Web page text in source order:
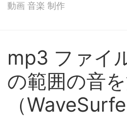
動画 音楽 制作
mp3 ファイ
の範囲の音
（